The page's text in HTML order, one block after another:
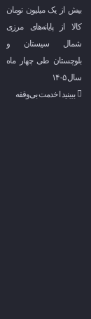
بیش از یک میلیون تومان
کالا از پایانه‌های مرزی
شمال سیستان و
بلوچستان طی چهار ماه
سال ۱۴۰۵
ببینید ا خدمت بی‌وقفه